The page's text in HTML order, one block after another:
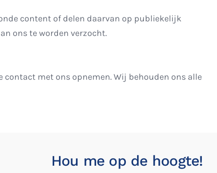
content of delen daarvan op publiekelijk
ons te worden verzocht.
met ons opnemen. Wij behouden ons alle
Hou me op de hoogte!